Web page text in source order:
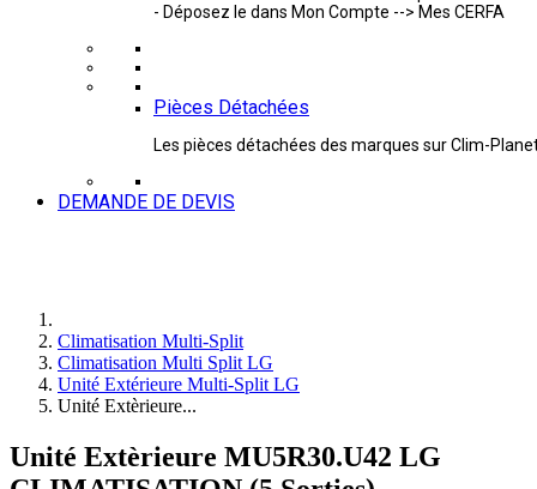
- Déposez le dans Mon Compte --> Mes CERFA
Pièces Détachées
Les pièces détachées des marques sur Clim-
DEMANDE DE DEVIS
Climatisation Multi-Split
Climatisation Multi Split LG
Unité Extérieure Multi-Split LG
Unité Extèrieure...
Unité Extèrieure MU5R30.U42 LG